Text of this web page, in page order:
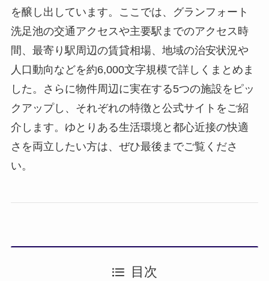
を醸し出しています。ここでは、グランフォート
洗足池の交通アクセスや主要駅までのアクセス時
間、最寄り駅周辺の賃貸相場、地域の治安状況や
人口動向などを約6,000文字規模で詳しくまとめま
した。さらに物件周辺に実在する5つの施設をピッ
クアップし、それぞれの特徴と公式サイトをご紹
介します。ゆとりある生活環境と都心近接の快適
さを両立したい方は、ぜひ最後までご覧くださ
い。
目次